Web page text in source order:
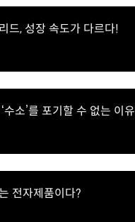
드, 성장 속도가 다르다!
수소’를 포기할 수 없는 이유
전자제품이다?